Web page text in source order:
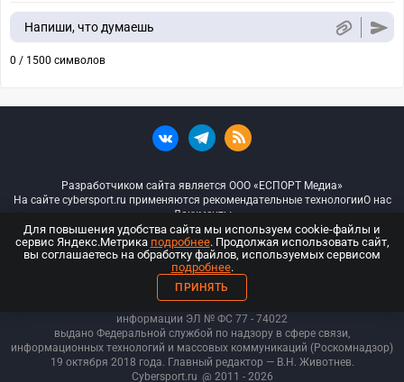
Напиши, что думаешь
0 / 1500 символов
Разработчиком сайта является ООО «ЕСПОРТ Медиа»
На сайте cybersport.ru применяются рекомендательные технологииО нас
Документы
© ООО «Киберспорт.ру» — Все права защищены
18+
ООО «Киберспорт.ру». Свидетельство о регистрации средств массовой
информации ЭЛ № ФС 77 - 74022
выдано Федеральной службой по надзору в сфере связи,
информационных технологий и массовых коммуникаций (Роскомнадзор)
19 октября 2018 года. Главный редактор — В.Н. Животнев.
Cybersport.ru @ 2011 - 2026
Для повышения удобства сайта мы используем cookie-файлы и
сервис Яндекс.Метрика подробнее. Продолжая использовать сайт,
вы соглашаетесь на обработку файлов, используемых сервисом
подробнее.
ПРИНЯТЬ